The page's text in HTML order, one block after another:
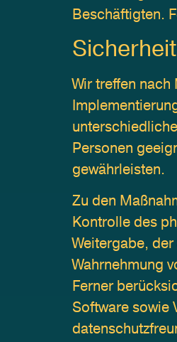
Beschäftigten.
Wir treffen
Personen
gewährleisten.
Zu den
Kontrolle des
Weitergabe,
Wahrnehmung
Ferner
Software sowie